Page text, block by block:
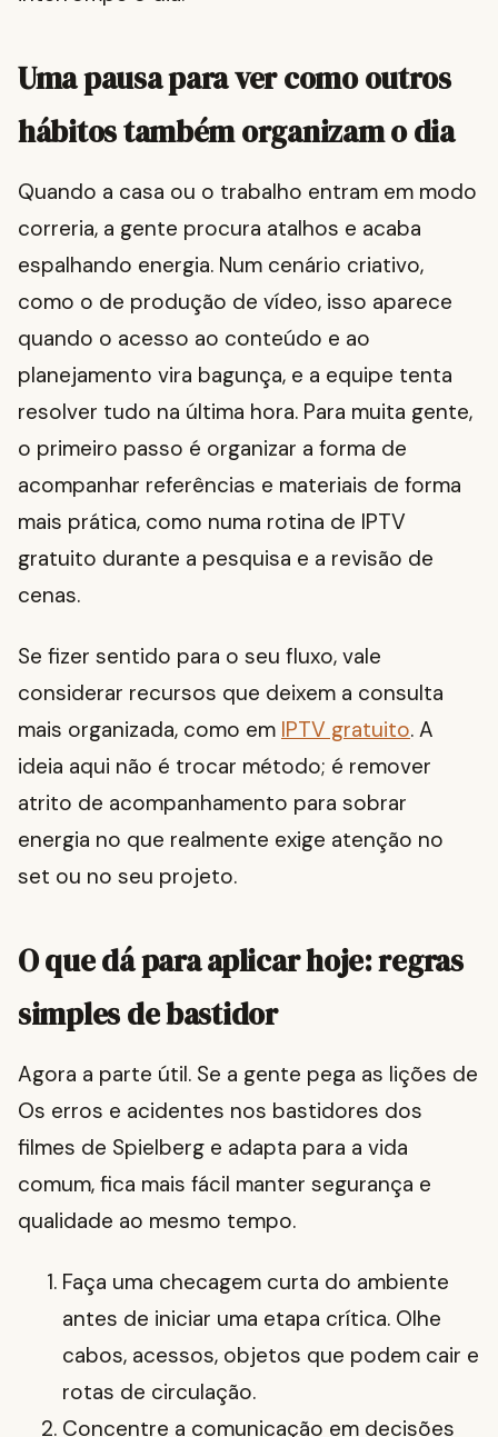
Uma pausa para ver como outros
hábitos também organizam o dia
Quando a casa ou o trabalho entram em modo
correria, a gente procura atalhos e acaba
espalhando energia. Num cenário criativo,
como o de produção de vídeo, isso aparece
quando o acesso ao conteúdo e ao
planejamento vira bagunça, e a equipe tenta
resolver tudo na última hora. Para muita gente,
o primeiro passo é organizar a forma de
acompanhar referências e materiais de forma
mais prática, como numa rotina de IPTV
gratuito durante a pesquisa e a revisão de
cenas.
Se fizer sentido para o seu fluxo, vale
considerar recursos que deixem a consulta
mais organizada, como em IPTV gratuito. A
ideia aqui não é trocar método; é remover
atrito de acompanhamento para sobrar
energia no que realmente exige atenção no
set ou no seu projeto.
O que dá para aplicar hoje: regras
simples de bastidor
Agora a parte útil. Se a gente pega as lições de
Os erros e acidentes nos bastidores dos
filmes de Spielberg e adapta para a vida
comum, fica mais fácil manter segurança e
qualidade ao mesmo tempo.
Faça uma checagem curta do ambiente
antes de iniciar uma etapa crítica. Olhe
cabos, acessos, objetos que podem cair e
rotas de circulação.
Concentre a comunicação em decisões